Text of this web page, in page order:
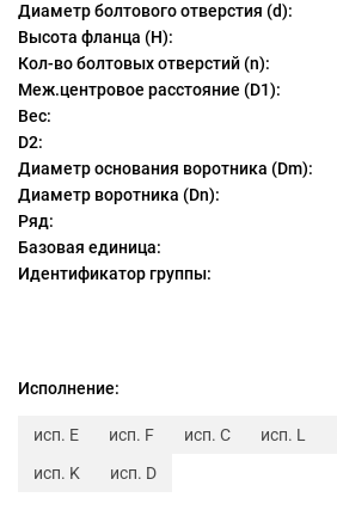
Диаметр болтового отверстия (d):
Высота фланца (H):
Кол-во болтовых отверстий (n):
Меж.центровое расстояние (D1):
Вес:
D2:
Диаметр основания воротника (Dm):
Диаметр воротника (Dn):
Ряд:
Базовая единица:
Идентификатор группы:
Исполнение:
исп. E исп. F исп. C исп. L
исп. K
исп. D